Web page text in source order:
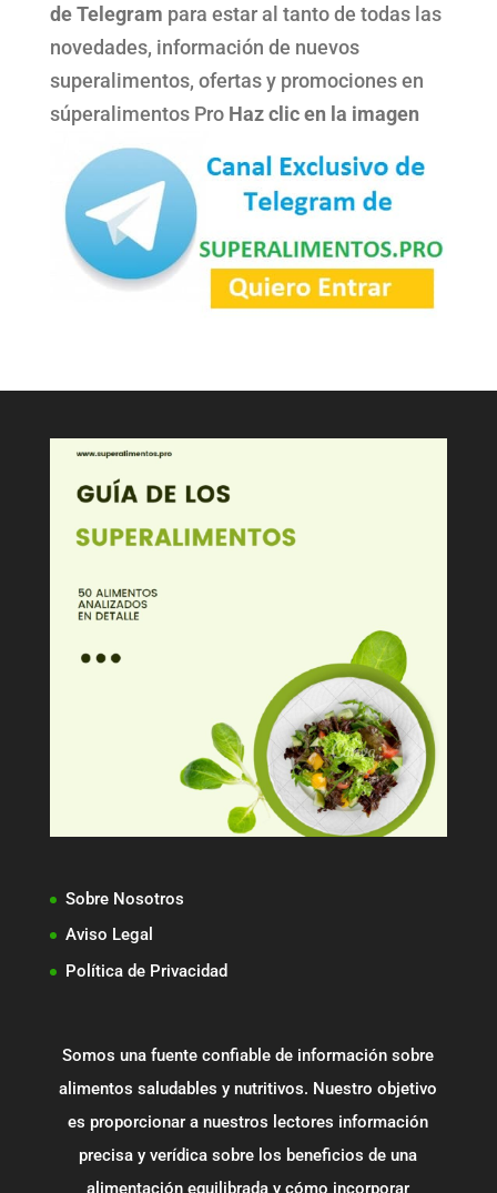
de Telegram para estar al tanto de todas las
novedades, información de nuevos
superalimentos, ofertas y promociones en
súperalimentos Pro Haz clic en la imagen
Sobre Nosotros
Aviso Legal
Política de Privacidad
Somos una fuente confiable de información sobre
alimentos saludables y nutritivos. Nuestro objetivo
es proporcionar a nuestros lectores información
precisa y verídica sobre los beneficios de una